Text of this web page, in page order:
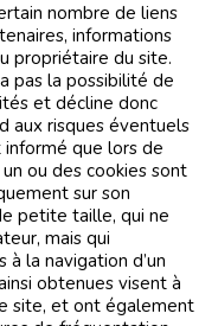
nombre de liens
informations
propriétaire du site.
pas la possibilité de
et décline donc
aux risques éventuels
informé que lors de
ou des cookies sont
sur son
petite taille, qui ne
mais qui
la navigation d’un
obtenues visent à
site, et ont également